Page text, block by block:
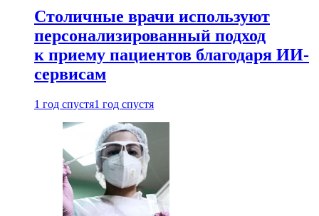
Столичные врачи используют
персонализированный подход
к приему пациентов благодаря ИИ-
сервисам
1 год спустя1 год спустя